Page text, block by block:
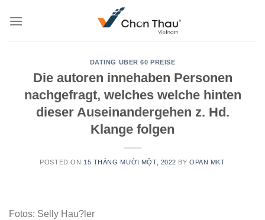
DATING UBER 60 PREISE
Die autoren innehaben Personen
nachgefragt, welches welche hinten
dieser Auseinandergehen z. Hd.
Klange folgen
POSTED ON 15 THÁNG MƯỜI MỘT, 2022 BYOPAN MKT
Fotos: Selly Hau?ler